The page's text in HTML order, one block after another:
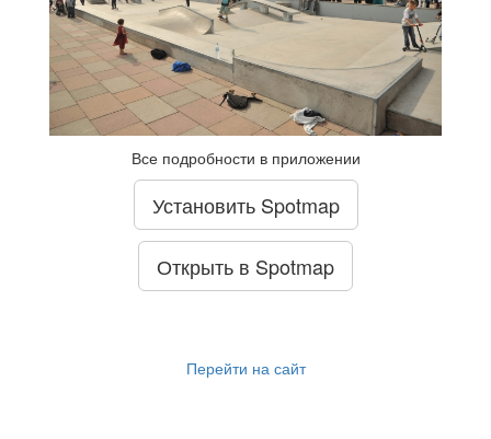
Все подробности в приложении
Установить Spotmap
Открыть в Spotmap
Перейти на сайт